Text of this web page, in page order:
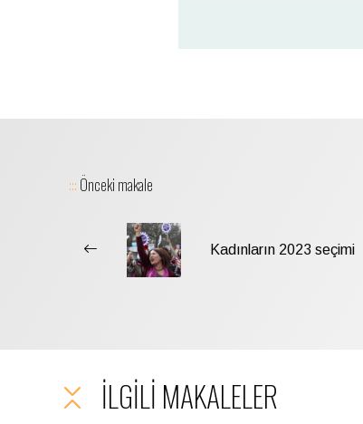
::: Önceki makale
Kadınların 2023 seçimi
İLGILI MAKALELER